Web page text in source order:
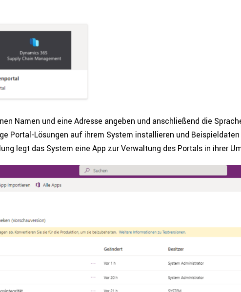
Namen und eine Adresse angeben und anschlie­ßend die
Portal-Lösungen auf ihrem System instal­lie­ren und
legt das System eine App zur Ver­wal­tung des Portals in ihrer